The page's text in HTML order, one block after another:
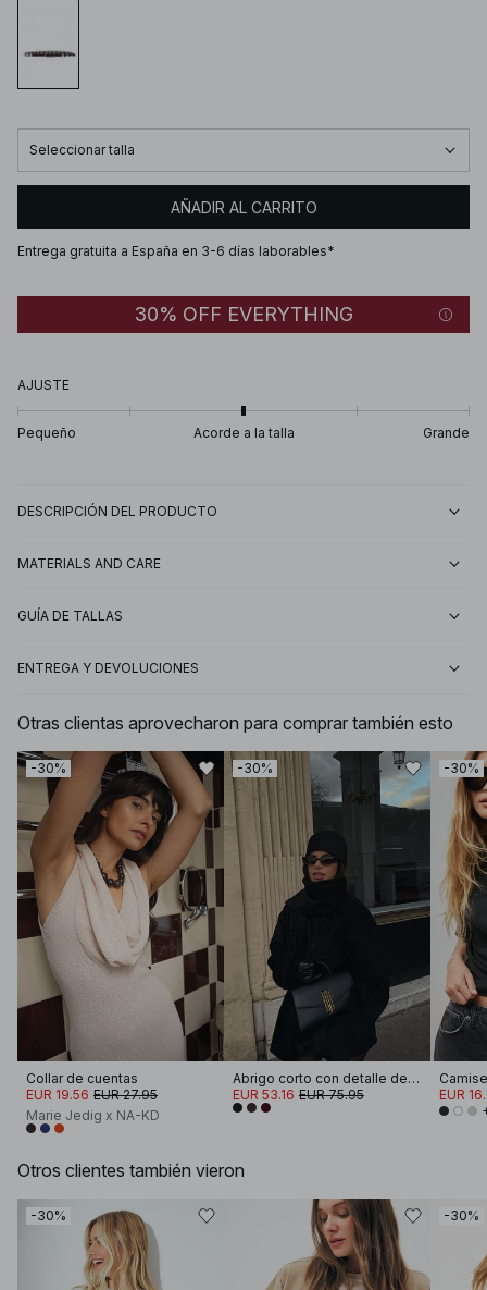
Seleccionar talla
AÑADIR AL CARRITO
Entrega gratuita a España en 3-6 días laborables*
30% OFF EVERYTHING
AJUSTE
Pequeño Acorde a la talla Grande
DESCRIPCIÓN DEL PRODUCTO
MATERIALS AND CARE
GUÍA DE TALLAS
ENTREGA Y DEVOLUCIONES
Otras clientas aprovecharon para comprar también esto
-30%
Collar de cuentas
EUR 19.56 EUR 27.95
Marie Jedig x NA-KD
-30%
Abrigo corto con detalle de bufanda
EUR 53.16 EUR 75.95
-30%
EUR
Otros clientes también vieron
-30% -30%